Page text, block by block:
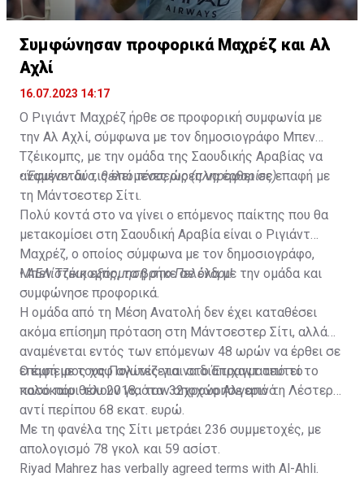
Συμφώνησαν προφορικά Μαχρέζ και Αλ
Αχλί
16.07.2023 14:17
Ο Ριγιάντ Μαχρέζ ήρθε σε προφορική συμφωνία με
την Αλ Αχλί, σύμφωνα με τον δημοσιογράφο Μπεν
Τζέικομπς, με την ομάδα της Σαουδικής Αραβίας να
αναμένεται τις επόμενες ώρες να έρθει σε επαφή με
τη Μάντσεστερ Σίτι.
•Έφυγαν δύο, θέλει τέσσερις (πληροφορίες)
Πολύ κοντά στο να γίνει ο επόμενος παίκτης που θα
μετακομίσει στη Σαουδική Αραβία είναι ο Ριγιάντ
Μαχρέζ, ο οποίος σύμφωνα με τον δημοσιογράφο,
Μπεν Τζέικομπς, τα βρήκε σε όλα με την ομάδα και
συμφώνησε προφορικά.
•ΑΕΛίστικη εξόρμηση στο Πελένδρι!
Η ομάδα από τη Μέση Ανατολή δεν έχει καταθέσει
ακόμα επίσημη πρόταση στη Μάντσεστερ Σίτι, αλλά
αναμένεται εντός των επόμενων 48 ωρών να έρθει σε
επαφή με τους Πολίτες για να διαπραγματευτεί το
ποσό που θέλουν για τον 32χρονο Αλγερινό.
Ο έμπειρος χαφ αγωνίζεται στο Έτιχαντ από το
καλοκαίρι του 2018, όταν αποχώρησε από τη Λέστερ
αντί περίπου 68 εκατ. ευρώ.
Με τη φανέλα της Σίτι μετράει 236 συμμετοχές, με
απολογισμό 78 γκολ και 59 ασίστ.
Riyad Mahrez has verbally agreed terms with Al-Ahli.